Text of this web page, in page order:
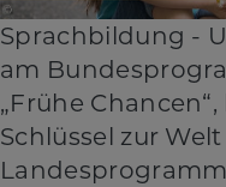
Sprachbildung -
am
„Frühe
Schlüssel zur
Landesprogramm